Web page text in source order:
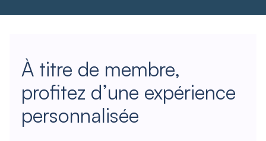
À titre de membre,
profitez d’une expérience
personnalisée